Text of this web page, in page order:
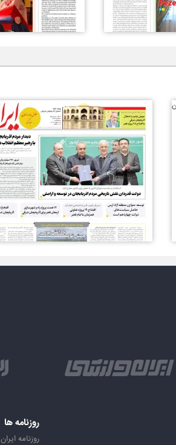
روزنامه ها
روزنامه ایران